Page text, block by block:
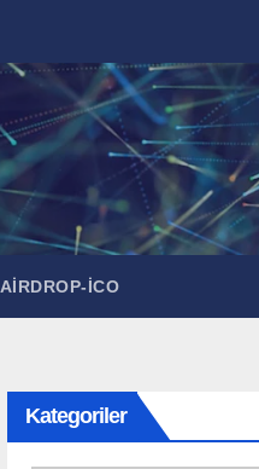
AİRDROP-İCO
Kategoriler